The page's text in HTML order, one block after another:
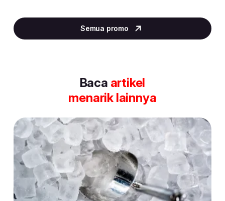
2
of
Semua promo
Baca artikel
menarik lainnya